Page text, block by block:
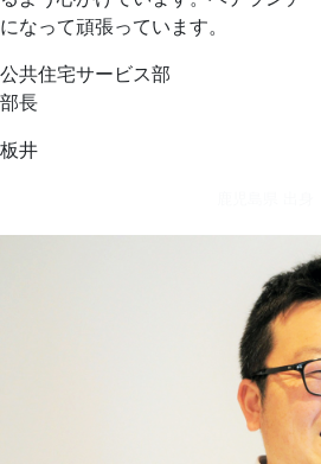
になって頑張っています。
公共住宅サービス部
部長
板井